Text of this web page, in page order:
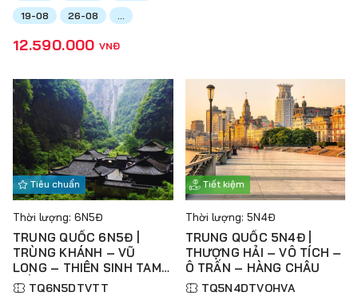
19-08
26-08 ...
12.590.000 VNĐ
Tiêu chuẩn
Thời lượng: 6N5Đ
TRUNG QUỐC 6N5Đ |
TRÙNG KHÁNH – VŨ
LONG – THIÊN SINH TAM
KIỀU – TIÊN NỮ SƠN
TQ6N5DTVTT
Tiết kiệm
Thời lượng: 5N4Đ
TRUNG QUỐC 5N4Đ |
THƯỢNG HẢI – VÔ TÍCH –
Ô TRẤN – HÀNG CHÂU
TQ5N4DTVOHVA